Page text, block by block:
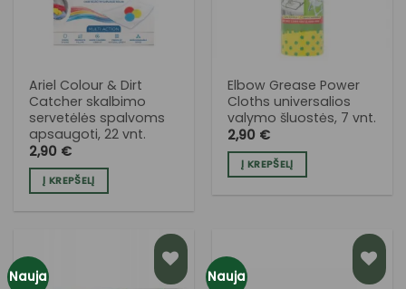
Ariel Colour & Dirt
Catcher skalbimo
servetėlės spalvoms
apsaugoti, 22 vnt.
2,90 €
Į KREPŠELĮ
Elbow Grease Power
Cloths universalios
valymo šluostės, 7 vnt.
2,90 €
Į KREPŠELĮ
Nauja Nauja